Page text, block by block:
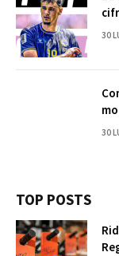
30
30
TOP POSTS